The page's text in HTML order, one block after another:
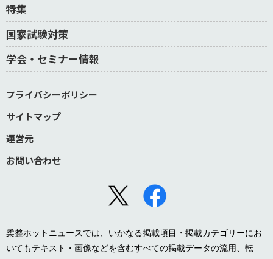
特集
国家試験対策
学会・セミナー情報
プライバシーポリシー
サイトマップ
運営元
お問い合わせ
柔整ホットニュースでは、いかなる掲載項目・掲載カテゴリーにお
いてもテキスト・画像などを含むすべての掲載データの流用、転